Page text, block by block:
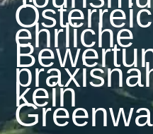
ehrliche
kein